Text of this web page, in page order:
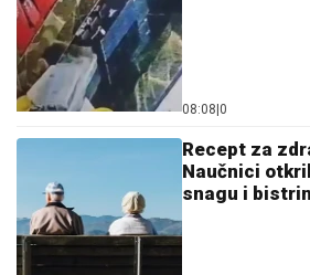
08:08 0
Recept za
Naučnici
snagu i